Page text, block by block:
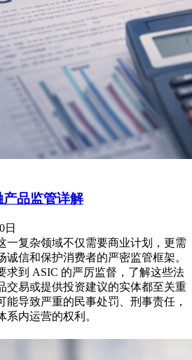
品监管详解
日
一复杂领域不仅需要商业计划，更需
信和保护消费者的严密监管框架。
求到 ASIC 的严厉监督，了解这些法
交易或提供投资建议的实体都至关重
能导致严重的民事处罚、刑事责任，
内运营的权利。